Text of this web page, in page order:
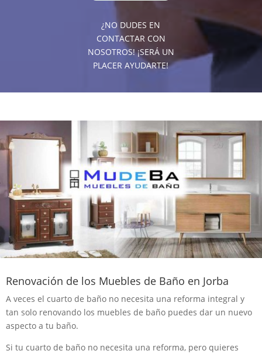
¿NO DUDES EN
CONTACTAR CON
NOSOTROS! ¡SERÁ UN
PLACER AYUDARTE!
Renovación de los Muebles de Baño en Jorba
A veces el cuarto de baño no necesita una reforma integral y
tan solo renovando los muebles de baño puedes dar un nuevo
aspecto a tu baño.
Si tu cuarto de baño no necesita una reforma, pero quieres